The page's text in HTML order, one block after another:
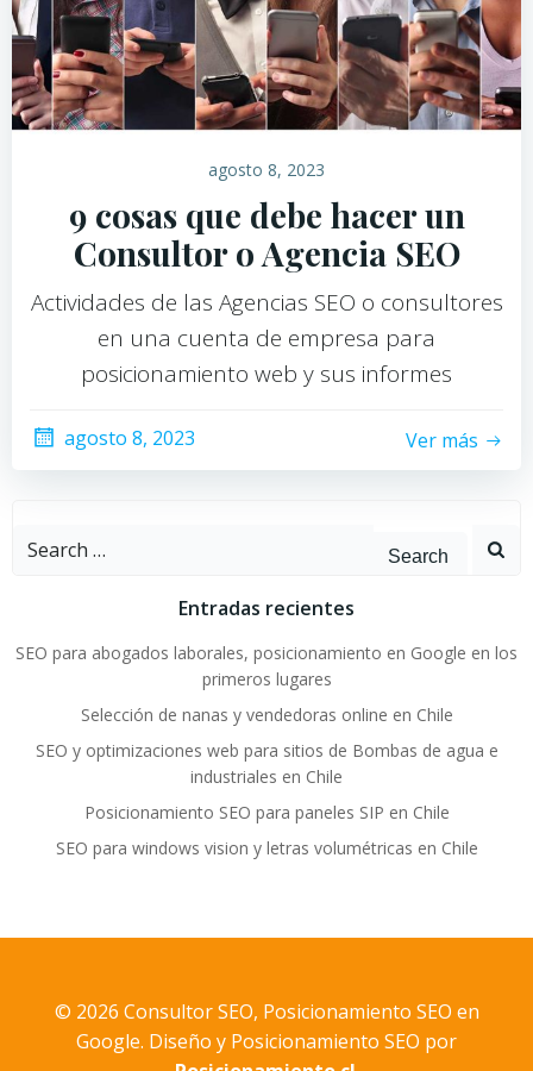
agosto 8, 2023
9 cosas que debe hacer un
Consultor o Agencia SEO
Actividades de las Agencias SEO o consultores
en una cuenta de empresa para
posicionamiento web y sus informes
agosto 8, 2023 Ver más
Search
Entradas recientes
SEO para abogados laborales, posicionamiento en Google en los
primeros lugares
Selección de nanas y vendedoras online en Chile
SEO y optimizaciones web para sitios de Bombas de agua e
industriales en Chile
Posicionamiento SEO para paneles SIP en Chile
SEO para windows vision y letras volumétricas en Chile
© 2026 Consultor SEO, Posicionamiento SEO en
Google. Diseño y Posicionamiento SEO por